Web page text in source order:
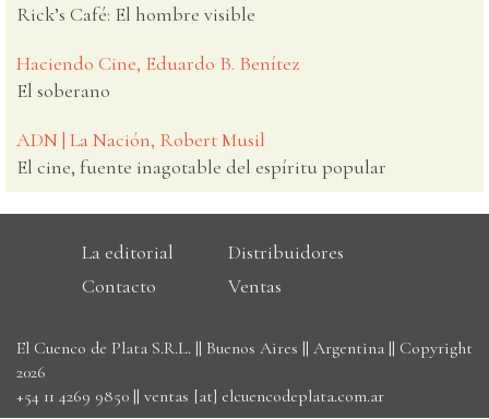
Rick’s Café: El hombre visible
Haciendo Cine, Eduardo B. Benítez
El soberano
ADN | La Nación, Robert Musil
El cine, fuente inagotable del espíritu popular
La editorial
Distribuidores
Contacto
Ventas
El Cuenco de Plata S.R.L. || Buenos Aires || Argentina || Copyright
2026
+54 11 4269 9850 || ventas [at] elcuencodeplata.com.ar